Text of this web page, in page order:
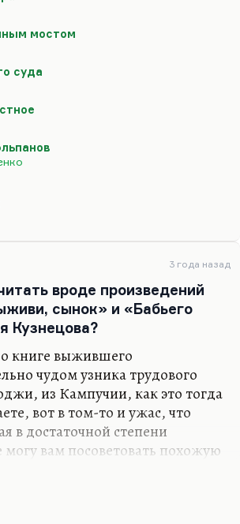
де Болибар» — всё-таки я
«Шведский всадник» —
роман, конечно.
на него похожих. Ну, вот
эта готика тех времён не
Перуца, кстати, напрасно
мостом
суда
3 года назад
вроде произведений
сынок» и «Бабьего
Кузнецова?
о книге выжившего
чудом узника трудового
из Кампучии, как это тогда
вот в том-то и ужас, что
в достаточной степени
вам посоветовать похожую
нибудь похожее на